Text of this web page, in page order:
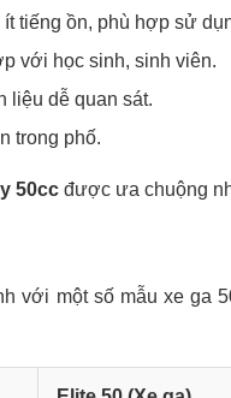
tiếng ồn, phù hợp sử
với học sinh, sinh viên.
liệu dễ quan sát.
trong phố.
50cc được ưa chuộng
với một số mẫu xe ga